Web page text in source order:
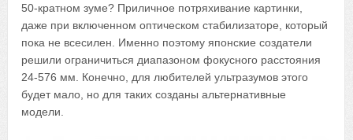
50-кратном зуме? Приличное потряхивание картинки,
даже при включенном оптическом стабилизаторе, который
пока не всесилен. Именно поэтому японские создатели
решили ограничиться диапазоном фокусного расстояния
24-576 мм. Конечно, для любителей ультразумов этого
будет мало, но для таких созданы альтернативные
модели.